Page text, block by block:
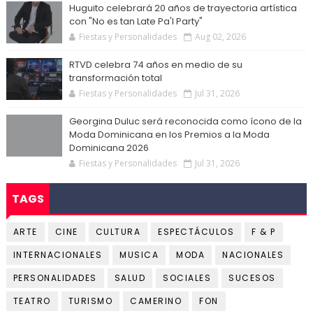
Huguito celebrará 20 años de trayectoria artística
con "No es tan Late Pa'l Party"
Fiestas y Personalidades Aug 02, 2026
RTVD celebra 74 años en medio de su
transformación total
Fiestas y Personalidades Jul 31, 2026
Georgina Duluc será reconocida como ícono de la
Moda Dominicana en los Premios a la Moda
Dominicana 2026
Fiestas y Personalidades Jul 31, 2026
TAGS
ARTE CINE CULTURA ESPECTÁCULOS
F & P
INTERNACIONALES
MUSICA MODA
NACIONALES
PERSONALIDADES
SALUD SOCIALES
SUCESOS
TEATRO
TURISMO CAMERINO FON